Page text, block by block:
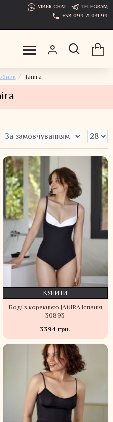
VIBER CHAT
TELEGRAM
+38 099 71 031 99
Janira
Боді з корекцією JANIRA Іспанія
30893
3394 грн.
КУПИТИ